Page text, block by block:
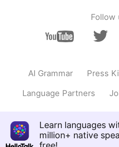
美味しいものを食
Toshihiro
大変だったね。
Follow
AI Grammar Press
Language Partners
Learn languages
million+ native